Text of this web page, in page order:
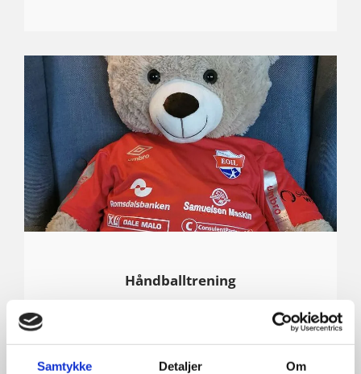
Samtykke Detaljer Om
Håndballtrening